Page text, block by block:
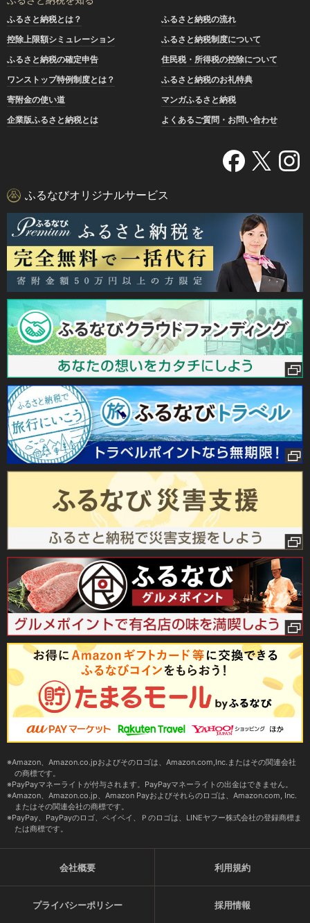
ふるさと納税とは？
ふるさと納税の流れ
控除上限額シミュレーション
ふるさと納税制度について
ふるさと納税の確定申告
住民税・所得税の控除について
ワンストップ特例制度とは？
ふるさと納税のお礼特典
寄附金の使い道
マンガふるさと納税
企業版ふるさと納税とは
よくあるご質問・お問い合わせ
ふるなびオリジナルサービス
Amazon、Amazon.co.jpおよびそのロゴは、Amazon.com,Inc.またはその関連会社
の商標です。
PayPayマネーライトが付与されます。PayPayマネーライトの出金はできません。
Amazon、Amazon.co.jp、Amazon Payおよびそれらのロゴは、Amazon.com, Inc.
またはその関連会社の商標です。
PayPay、PayPayのロゴ、ペイペイ、Ｐのロゴは、LINEヤフー株式会社の登録商標ま
たは商標です。
会社概要 利用規約
プライバシーポリシー 採用情報